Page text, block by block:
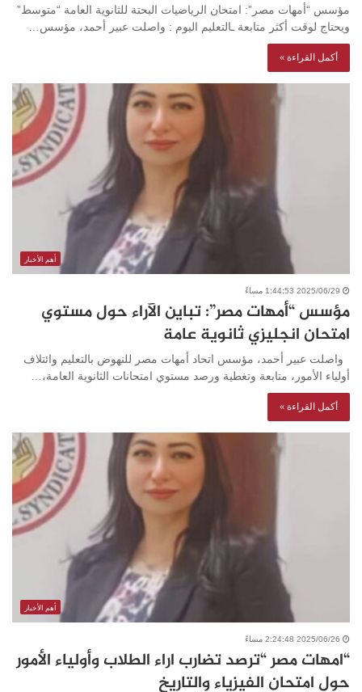
مؤسس “أمهات مصر”: امتحان الرياضيات البحتة للثانوية العامة “متوسط”
ويحتاج لوقت أكثر متابعة ـالتعليم اليوم : واصلت عبير أحمد، مؤسس…
أكمل القراءة »
أهم الأخبار
2025/06/29 1:44:53 مساءً
مؤسس “أمهات مصر”: تباين الآراء حول مستوي
امتحان انجليزي ثانوية عامة
واصلت عبير أحمد، مؤسس اتحاد أمهات مصر للنهوض بالتعليم وائتلاف
أولياء الأمور، متابعة وتغطية ورصد مستوي امتحانات الثانوية العامة،…
أكمل القراءة »
أهم الأخبار
2025/06/26 2:24:48 مساءً
“امهات مصر “ترصد تضارب اراء الطلاب وأولياء الأمور
حول امتحان الفيزياء والتاريخ